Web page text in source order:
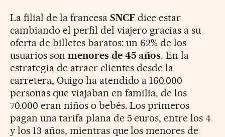
La filial de la francesa SNCF dice estar
cambiando el perfil del viajero gracias a su
oferta de billetes baratos: un 62% de los
usuarios son menores de 45 años. En la
estrategia de atraer clientes desde la
carretera, Ouigo ha atendido a 160.000
personas que viajaban en familia, de los
70.000 eran niños o bebés. Los primeros
pagan una tarifa plana de 5 euros, entre los 4
y los 13 años, mientras que los menores de